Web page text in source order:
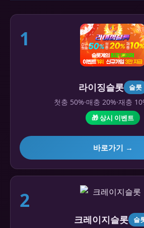
1
라이징슬롯 슬롯
첫충 50%·매충 20%·재충
🎁 상시 이벤트
바로가기 →
2
크레이지슬롯 슬